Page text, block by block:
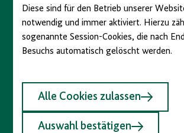
Diese sind für den Betrieb unserer
notwendig und immer aktiviert. Hierzu
sogenannte Session-Cookies, die nach
Besuchs automatisch gelöscht werden.
Alle Cookies zulassen
Auswahl bestätigen